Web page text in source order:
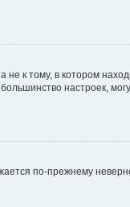
к тому, в котором
настроек,
по-прежнему